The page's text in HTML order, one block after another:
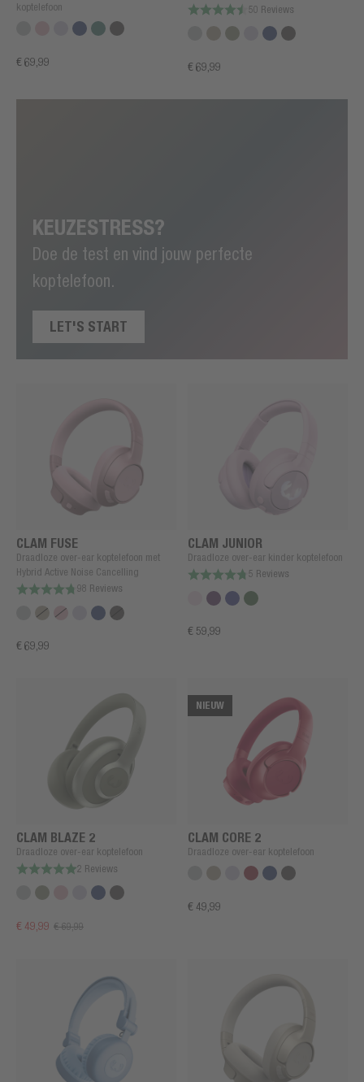
KEUZESTRESS?
Doe de test en vind jouw perfecte
koptelefoon.
LET'S START
koptelefoon
€ 69,99
50 Reviews
€ 69,99
CLAM FUSE
Draadloze over-ear koptelefoon met
Hybrid Active Noise Cancelling
98 Reviews
€ 69,99
CLAM JUNIOR
Draadloze over-ear kinder koptelefoon
5 Reviews
€ 59,99
CLAM BLAZE 2
Draadloze over-ear koptelefoon
2 Reviews
€ 49,99 € 69,99
NIEUW
CLAM CORE 2
Draadloze over-ear koptelefoon
€ 49,99